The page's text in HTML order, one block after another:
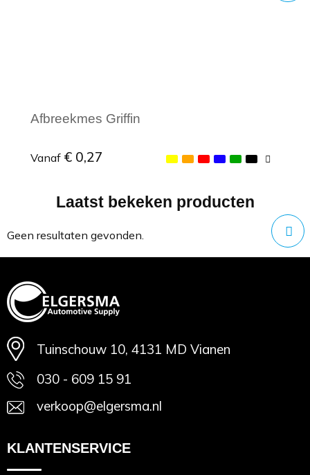
Afbreekmes Griffin
Vanaf € 0,27
Minimale afname: 1
Laatst bekeken producten
Geen resultaten gevonden.
Tuinschouw 10, 4131 MD Vianen
030 - 609 15 91
verkoop@elgersma.nl
KLANTENSERVICE